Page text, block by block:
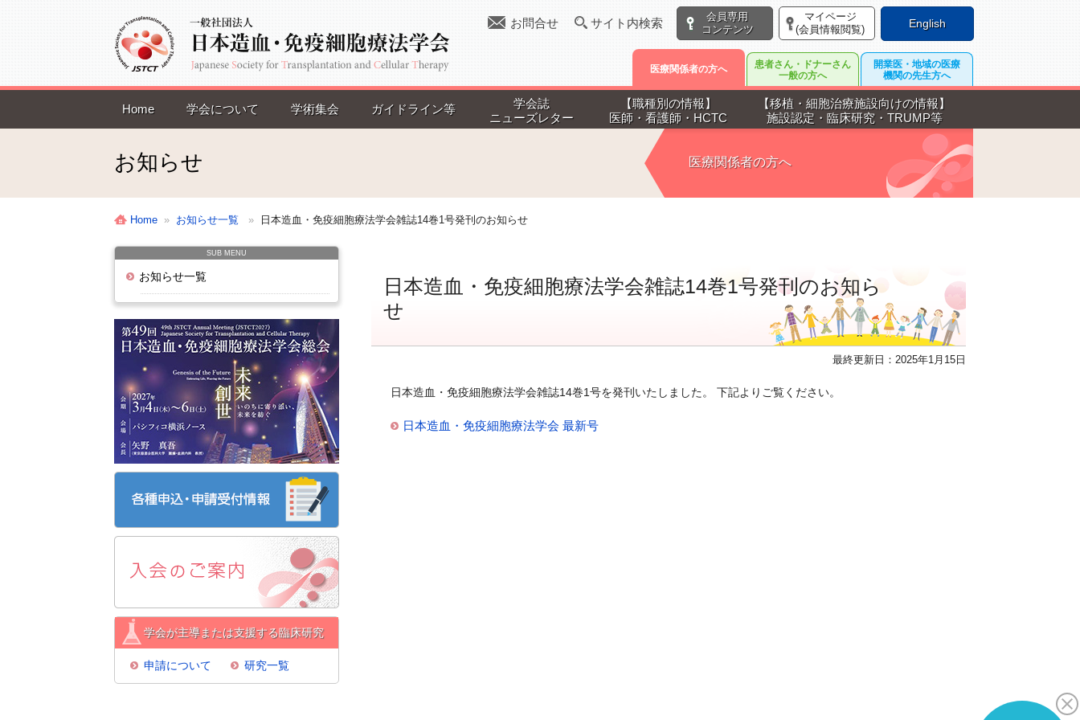
お問合せ サイト内検索
会員専用
コンテンツ
マイページ
(会員情報閲覧)
English
医療関係者の方へ
患者さん・ドナーさん
一般の方へ
開業医・地域の医療
機関の先生方へ
Home 学会について 学術集会 ガイドライン等
学会誌
ニューズレター
【職種別の情報】
医師・看護師・HCTC
【移植・細胞治療施設向けの情報】
施設認定・臨床研究・TRUMP等
お知らせ 医療関係者の方へ
SUB MENU
お知らせ一覧
学会が主導または支援する臨床研究
申請について 研究一覧
Home » お知らせ一覧 » 日本造血・免疫細胞療法学会雑誌14巻1号発刊のお知らせ
日本造血・免疫細胞療法学会雑誌14巻1号発刊のお知ら
せ
最終更新日：2025年1月15日
日本造血・免疫細胞療法学会雑誌14巻1号を発刊いたしました。 下記よりご覧ください。
日本造血・免疫細胞療法学会 最新号